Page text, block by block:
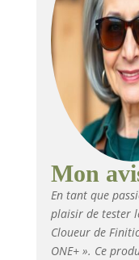
Mon
En tant que
plaisir de tester
Cloueur de
ONE+ ». Ce